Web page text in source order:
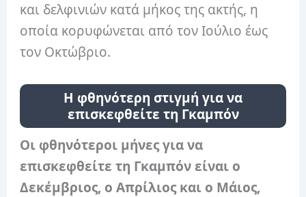
και δελφινιών κατά μήκος της ακτής, η
οποία κορυφώνεται από τον Ιούλιο έως
τον Οκτώβριο.
Η φθηνότερη στιγμή για να
επισκεφθείτε τη Γκαμπόν
Οι φθηνότεροι μήνες για να
επισκεφθείτε τη Γκαμπόν είναι ο
Δεκέμβριος, ο Απρίλιος και ο Μάιος,